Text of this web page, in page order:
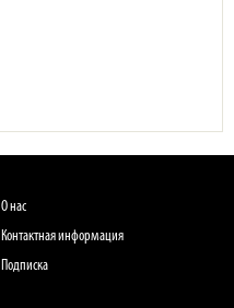
О нас
Контактная информация
Подписка